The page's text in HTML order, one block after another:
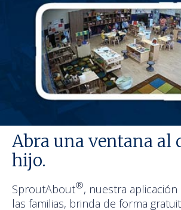
Abra una ventana al
hijo.
SproutAbout®, nuestra aplicación
las familias, brinda de forma